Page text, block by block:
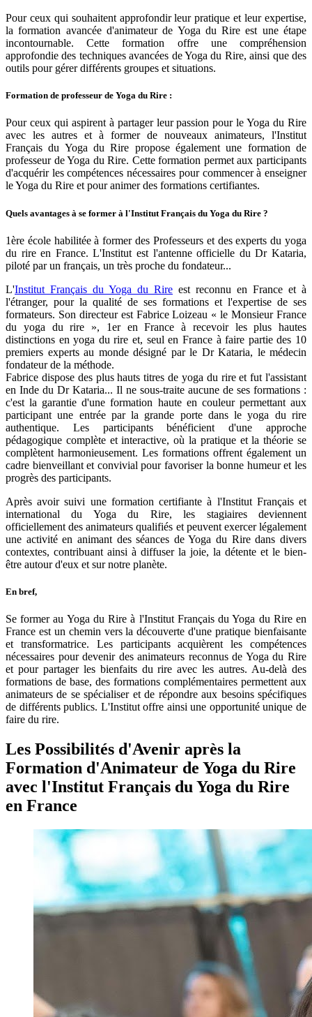
Pour ceux qui souhaitent approfondir leur pratique et leur expertise,
la formation avancée d'animateur de Yoga du Rire est une étape
incontournable. Cette formation offre une compréhension
approfondie des techniques avancées de Yoga du Rire, ainsi que des
outils pour gérer différents groupes et situations.
Formation de professeur de Yoga du Rire :
Pour ceux qui aspirent à partager leur passion pour le Yoga du Rire
avec les autres et à former de nouveaux animateurs, l'Institut
Français du Yoga du Rire propose également une formation de
professeur de Yoga du Rire. Cette formation permet aux participants
d'acquérir les compétences nécessaires pour commencer à enseigner
le Yoga du Rire et pour animer des formations certifiantes.
Quels avantages à se former à l'Institut Français du Yoga du Rire ?
1ère école habilitée à former des Professeurs et des experts du yoga
du rire en France. L'Institut est l'antenne officielle du Dr Kataria,
piloté par un français, un très proche du fondateur...
L'Institut Français du Yoga du Rire est reconnu en France et à
l'étranger, pour la qualité de ses formations et l'expertise de ses
formateurs. Son directeur est Fabrice Loizeau « le Monsieur France
du yoga du rire », 1er en France à recevoir les plus hautes
distinctions en yoga du rire et, seul en France à faire partie des 10
premiers experts au monde désigné par le Dr Kataria, le médecin
fondateur de la méthode.
Fabrice dispose des plus hauts titres de yoga du rire et fut l'assistant
en Inde du Dr Kataria... Il ne sous-traite aucune de ses formations :
c'est la garantie d'une formation haute en couleur permettant aux
participant une entrée par la grande porte dans le yoga du rire
authentique. Les participants bénéficient d'une approche
pédagogique complète et interactive, où la pratique et la théorie se
complètent harmonieusement. Les formations offrent également un
cadre bienveillant et convivial pour favoriser la bonne humeur et les
progrès des participants.
Après avoir suivi une formation certifiante à l'Institut Français et
international du Yoga du Rire, les stagiaires deviennent
officiellement des animateurs qualifiés et peuvent exercer légalement
une activité en animant des séances de Yoga du Rire dans divers
contextes, contribuant ainsi à diffuser la joie, la détente et le bien-
être autour d'eux et sur notre planète.
En bref,
Se former au Yoga du Rire à l'Institut Français du Yoga du Rire en
France est un chemin vers la découverte d'une pratique bienfaisante
et transformatrice. Les participants acquièrent les compétences
nécessaires pour devenir des animateurs reconnus de Yoga du Rire
et pour partager les bienfaits du rire avec les autres. Au-delà des
formations de base, des formations complémentaires permettent aux
animateurs de se spécialiser et de répondre aux besoins spécifiques
de différents publics. L'Institut offre ainsi une opportunité unique de
faire du rire.
Les Possibilités d'Avenir après la
Formation d'Animateur de Yoga du Rire
avec l'Institut Français du Yoga du Rire
en France